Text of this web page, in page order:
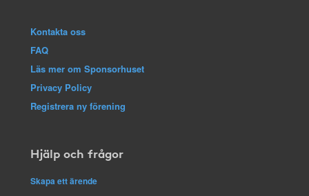
Kontakta oss
FAQ
Läs mer om Sponsorhuset
Privacy Policy
Registrera ny förening
Hjälp och frågor
Skapa ett ärende